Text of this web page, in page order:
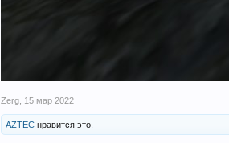
Zerg 15 мар 2022
AZTEC нравится это.